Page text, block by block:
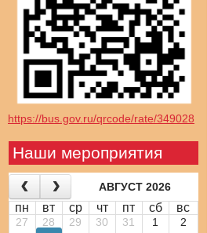
https://bus.gov.ru/qrcode/rate/349028
Наши мероприятия
АВГУСТ 2026
пн вт ср чт пт сб вс
27 28 29 30 31 1 2